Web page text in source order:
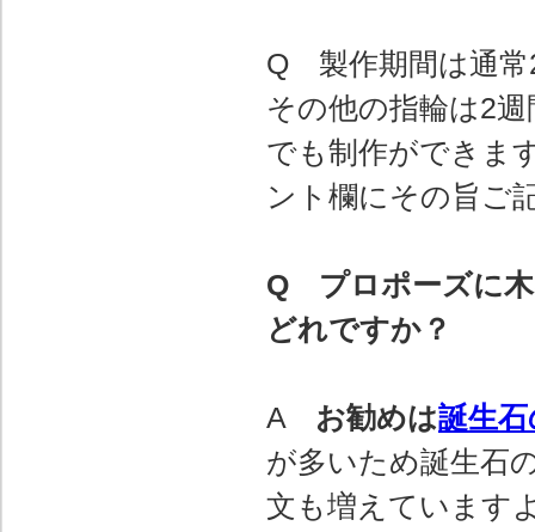
Q 製作期間は通常
その他の指輪は2週
でも制作ができま
ント欄にその旨ご
Q プロポーズに木
どれですか？
A お勧めは誕生
が多いため誕生石
文も増えています